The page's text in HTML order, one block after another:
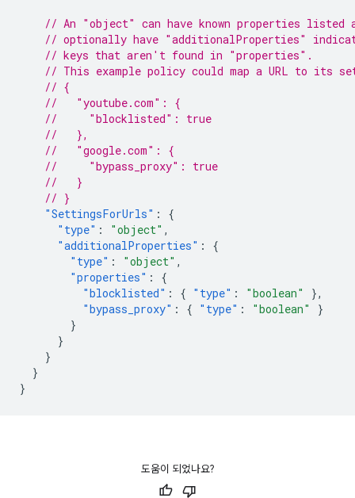
// An "object" can have known properties listed
// optionally have "additionalProperties"
// keys that aren't found in "properties".
// This example policy could map a URL to its
// {
//   "youtube.com": {
//     "blocklisted": true
//   },
//   "google.com": {
//     "bypass_proxy": true
//   }
// }
"SettingsForUrls" :
{
"type" : "object" ,
"additionalProperties" :
{
"type" : "object" ,
"properties" :
{
"blocklisted" : { "type" : "boolean"
},
"bypass_proxy" : { "type" : "boolean"
}
}
}
}
}
}
도움이 되었나요?